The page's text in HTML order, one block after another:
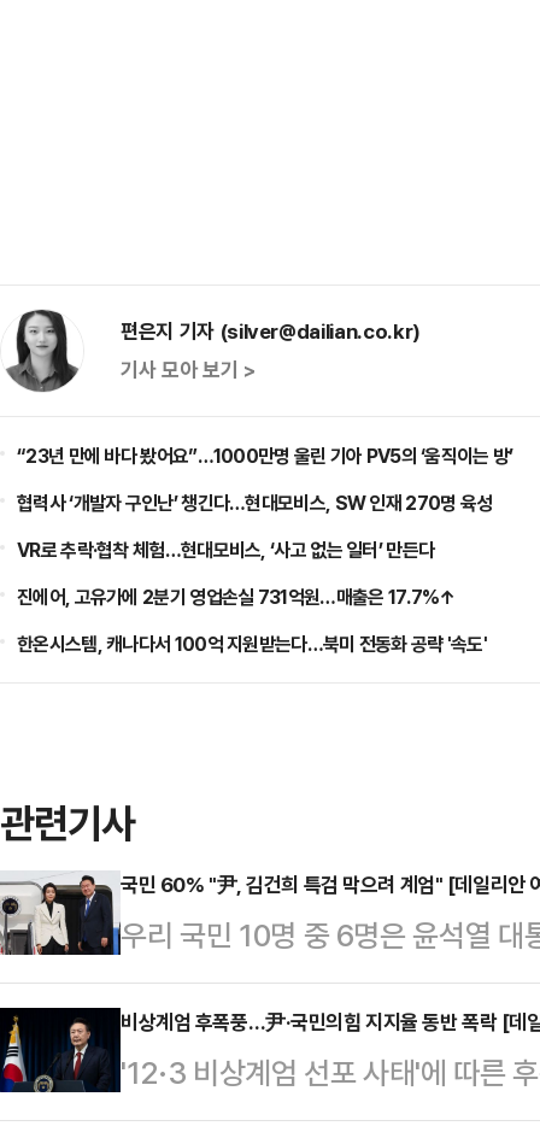
편은지 기자 (silver@dailian.co.kr)
기사 모아 보기 >
“23년 만에 바다 봤어요”…1000만명 울린 기아 PV5의 ‘움직이는 방’
협력사 ‘개발자 구인난’ 챙긴다…현대모비스, SW 인재 270명 육성
VR로 추락·협착 체험…현대모비스, ‘사고 없는 일터’ 만든다
진에어, 고유가에 2분기 영업손실 731억원…매출은 17.7%↑
한온시스템, 캐나다서 100억 지원받는다…북미 전동화 공략 '속도'
관련기사
국민 60% "尹, 김건희 특검 막으려 계엄" [데일리안
우리 국민 10명 중 6명은 윤석열 대
검 도입을 막기 위해 단행됐다고 생
여론조사 전문기관 여론조사공정
식으로 '윤 대통령이 계엄을 선포한
비상계엄 후폭풍…尹·국민의힘 지지율 동반 폭락 [데
'12·3 비상계엄 선포 사태'에 따른